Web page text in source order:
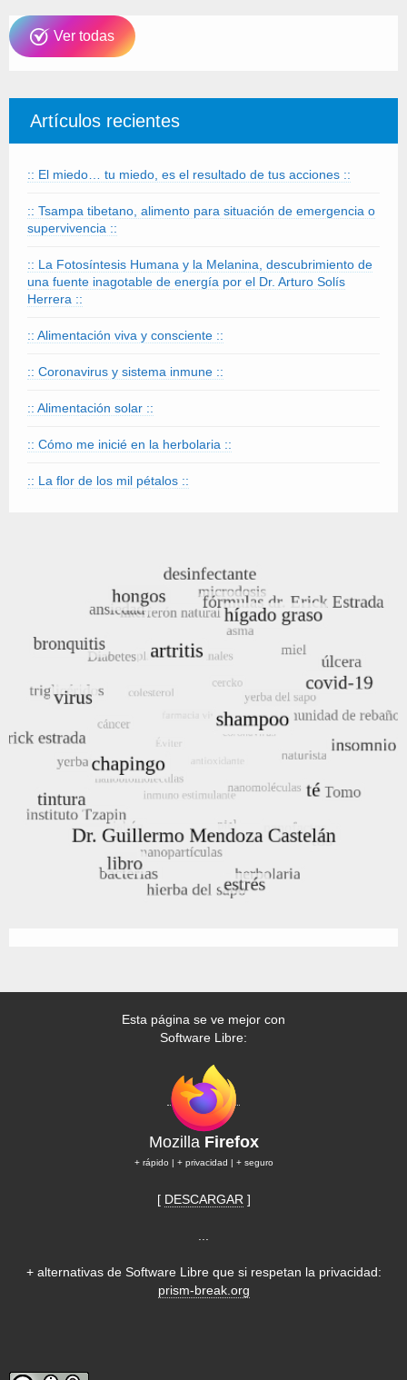
Ver todas
Artículos recientes
:: El miedo… tu miedo, es el resultado de tus acciones ::
:: Tsampa tibetano, alimento para situación de emergencia o
supervivencia ::
:: La Fotosíntesis Humana y la Melanina, descubrimiento de
una fuente inagotable de energía por el Dr. Arturo Solís
Herrera ::
:: Alimentación viva y consciente ::
:: Coronavirus y sistema inmune ::
:: Alimentación solar ::
:: Cómo me inicié en la herbolaria ::
:: La flor de los mil pétalos ::
Esta página se ve mejor con
Software Libre:
Mozilla Firefox
+ rápido | + privacidad | + seguro
[ DESCARGAR ]
+ alternativas de Software Libre que si respetan la privacidad:
prism-break.org